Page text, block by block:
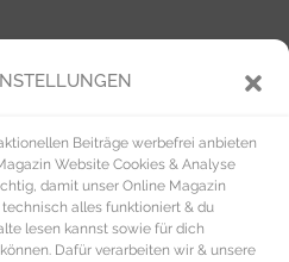
Beiträge werbefrei anbieten
Website Cookies & Analyse
damit unser Online Magazin
technisch alles funktioniert & du
lesen kannst sowie für dich
Dafür verarbeiten wir & unsere
LAGERUNG & VERZEHR
Verfärbungen oder Flecken sein. Am
Tuch gewickelt im Kühlschrank.
aber auch leicht selber ziehen.
herrlich als Tee Aufguss. Durch ihren